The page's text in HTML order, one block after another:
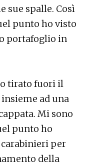
sue spalle. Così
punto ho visto
portafoglio in
tirato fuori il
ad una
Mi sono
punto ho
per
della